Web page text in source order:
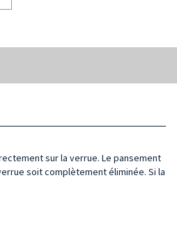
sur la verrue. Le pansement
soit complètement éliminée. Si la